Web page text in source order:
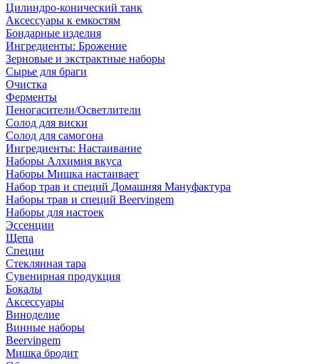
Цилиндро-конический танк
Аксессуары к емкостям
Бондарные изделия
Ингредиенты: Брожение
Зерновые и экстрактные наборы
Сырье для браги
Очистка
Ферменты
Пеногасители/Осветлители
Солод для виски
Солод для самогона
Ингредиенты: Настаивание
Наборы Алхимия вкуса
Наборы Мишка настаивает
Набор трав и специй Домашняя Мануфактура
Наборы трав и специй Beervingem
Наборы для настоек
Эссенции
Щепа
Специи
Стеклянная тара
Сувенирная продукция
Бокалы
Аксессуары
Виноделие
Винные наборы
Beervingem
Мишка бродит